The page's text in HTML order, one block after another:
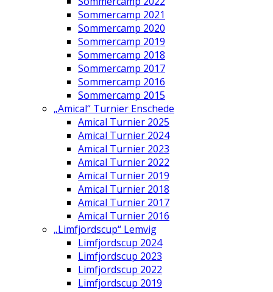
Sommercamp 2021
Sommercamp 2020
Sommercamp 2019
Sommercamp 2018
Sommercamp 2017
Sommercamp 2016
Sommercamp 2015
„Amical“ Turnier Enschede
Amical Turnier 2025
Amical Turnier 2024
Amical Turnier 2023
Amical Turnier 2022
Amical Turnier 2019
Amical Turnier 2018
Amical Turnier 2017
Amical Turnier 2016
„Limfjordscup“ Lemvig
Limfjordscup 2024
Limfjordscup 2023
Limfjordscup 2022
Limfjordscup 2019